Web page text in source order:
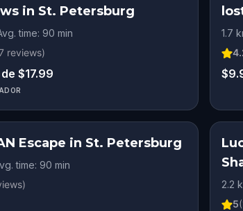
in St. Petersburg
time: 90 min
reviews)
$17.99
1.7
Escape in St. Petersburg
time: 90 min
2.2
5(